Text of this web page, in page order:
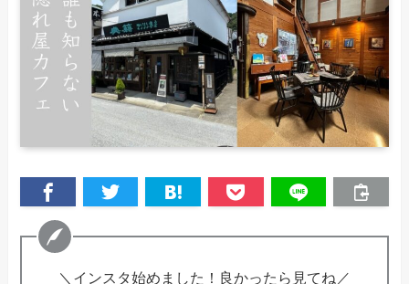
＼インスタ始めました！良かったら見てね／